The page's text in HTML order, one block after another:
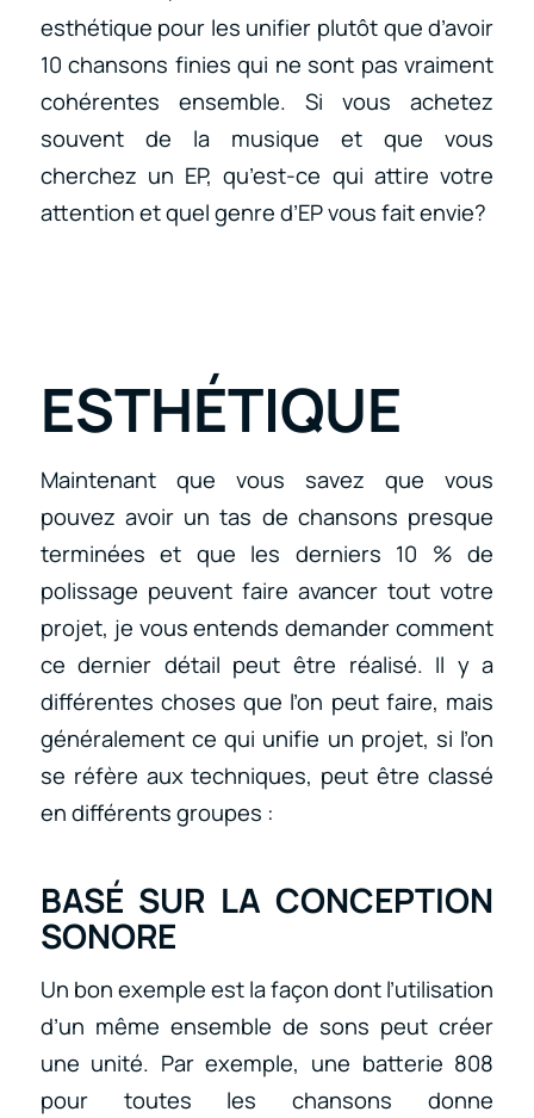
esthétique pour les unifier plutôt que d’avoir
10 chansons finies qui ne sont pas vraiment
cohérentes ensemble. Si vous achetez
souvent de la musique et que vous
cherchez un EP, qu’est-ce qui attire votre
attention et quel genre d’EP vous fait envie?
ESTHÉTIQUE
Maintenant que vous savez que vous
pouvez avoir un tas de chansons presque
terminées et que les derniers 10 % de
polissage peuvent faire avancer tout votre
projet, je vous entends demander comment
ce dernier détail peut être réalisé. Il y a
différentes choses que l’on peut faire, mais
généralement ce qui unifie un projet, si l’on
se réfère aux techniques, peut être classé
en différents groupes :
BASÉ SUR LA CONCEPTION
SONORE
Un bon exemple est la façon dont l’utilisation
d’un même ensemble de sons peut créer
une unité. Par exemple, une batterie 808
pour toutes les chansons donne